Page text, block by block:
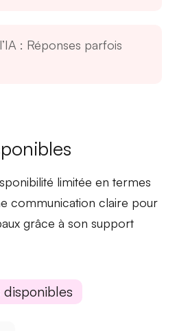
: Réponses parfois
limitée en termes
communication claire pour
grâce à son support